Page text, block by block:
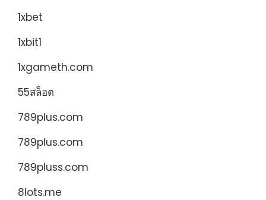
1xbet
1xbit1
1xgameth.com
55สล็อต
789plus.com
789plus.com
789pluss.com
8lots.me